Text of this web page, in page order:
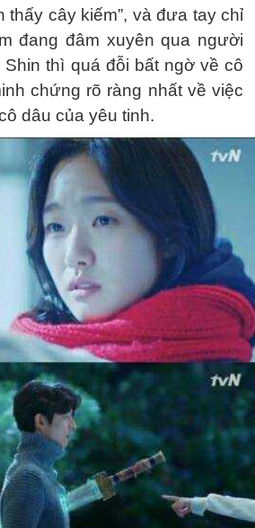
thấy cây kiếm”, và đưa tay chỉ
đang đâm xuyên qua người
Shin thì quá đỗi bất ngờ về cô
chứng rõ ràng nhất về việc
dâu của yêu tinh.